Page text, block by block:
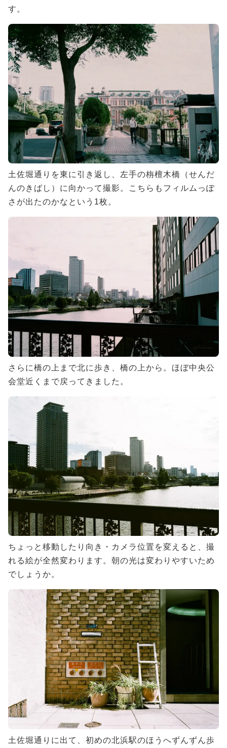
す。
土佐堀通りを東に引き返し、左手の栴檀木橋（せんだ
んのきばし）に向かって撮影。こちらもフィルムっぽ
さが出たのかなという1枚。
さらに橋の上まで北に歩き、橋の上から。ほぼ中央公
会堂近くまで戻ってきました。
ちょっと移動したり向き・カメラ位置を変えると、撮
れる絵が全然変わります。朝の光は変わりやすいため
でしょうか。
土佐堀通りに出て、初めの北浜駅のほうへずんずん歩